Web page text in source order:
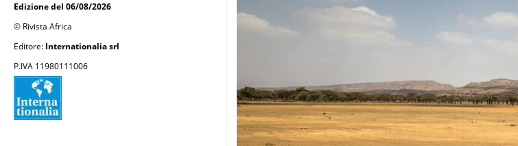
Edizione del 06/08/2026
© Rivista Africa
Editore: Internationalia srl
P.IVA 11980111006